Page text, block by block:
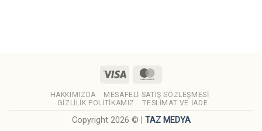
Visa
HAKKIMIZDA
MESAFELI SATIŞ SÖZLEŞMESI
GIZLILIK POLITIKAMIZ
TESLIMAT VE İADE
Copyright 2026 © | TAZ MEDYA